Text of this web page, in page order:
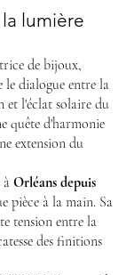
lumière
de bijoux,
le dialogue entre la
et l'éclat solaire du
quête d'harmonie
extension du
à Orléans depuis
pièce à la main. Sa
tension entre la
des finitions